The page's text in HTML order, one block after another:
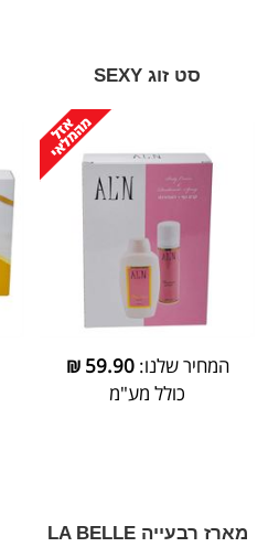
סט זוג SEXY
המחיר שלנו:59.90
₪
כולל מע"מ
מארז רבעייה LA BELLE